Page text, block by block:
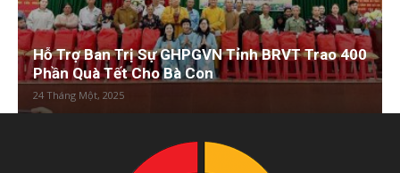
Hỗ Trợ Ban Trị Sự GHPGVN Tỉnh BRVT Trao 400
Phần Quà Tết Cho Bà Con
24 Tháng Một, 2025